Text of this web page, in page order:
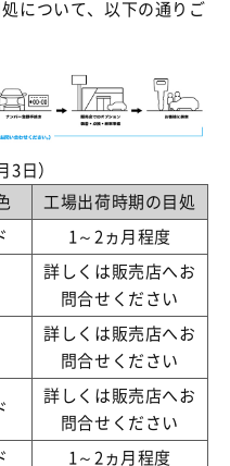
について、以下の通りご
3日）
工場出荷時期の目処
1～2ヵ月程度
詳しくは販売店へお
問合せください
詳しくは販売店へお
問合せください
詳しくは販売店へお
問合せください
1～2ヵ月程度